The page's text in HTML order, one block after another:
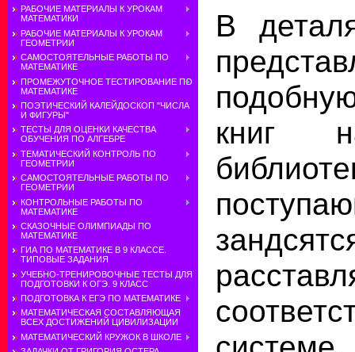
РАБОЧИЕ МАТЕРИАЛЫ К УРОКАМ
МАТЕМАТИКИ
РАБОЧИЕ МАТЕРИАЛЫ К УРОКАМ
ГЕОМЕТРИИ
САМОСТОЯТЕЛЬНЫЕ РАБОТЫ ПО
МАТЕМАТИКЕ
ПРОМЕЖУТОЧНОЕ ТЕСТИРОВАНИЕ ПО
МАТЕМАТИКЕ
ПОЭТИЧЕСКИЙ КАЛЕЙДОСКОП "ЧИСЛА
И ФИГУРЫ"
ТЕСТЫ ДЛЯ ОЦЕНКИ КАЧЕСТВА
ОБУЧЕНИЯ ПО АЛГЕБРЕ
ТЕМАТИЧЕСКИЙ КОНТРОЛЬ ПО
ГЕОМЕТРИИ
САМОСТОЯТЕЛЬНЫЕ РАБОТЫ ПО
ГЕОМЕТРИИ
КОНТРОЛЬНЫЕ РАБОТЫ ПО
МАТЕМАТИКЕ
СКАЗОЧНЫЕ ОЛИМПИАДЫ ПО
МАТЕМАТИКЕ
ГИА ПО МАТЕМАТИКЕ В 9 КЛАССЕ.
ТИПОВЫЕ ЗАДАНИЯ
УЧЕБНО-ТРЕНИРОВОЧНЫЕ ТЕСТЫ ДЛЯ
ПОДГОТОВКИ К ОГЭ. 9 КЛАСС
ПОДГОТОВКА К ЕГЭ ПО МАТЕМАТИКЕ
МАТЕМАТИЧЕСКАЯ СОСТАВЛЯЮЩАЯ
ВСЕХ ДОСТИЖЕНИЙ ЦИВИЛИЗАЦИИ
МАТЕМАТИЧЕСКИЙ КРУЖОК В ШКОЛЕ
В
книг